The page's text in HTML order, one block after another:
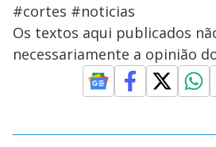
#cortes #noticias
Os textos aqui publicados
necessariamente a opinião